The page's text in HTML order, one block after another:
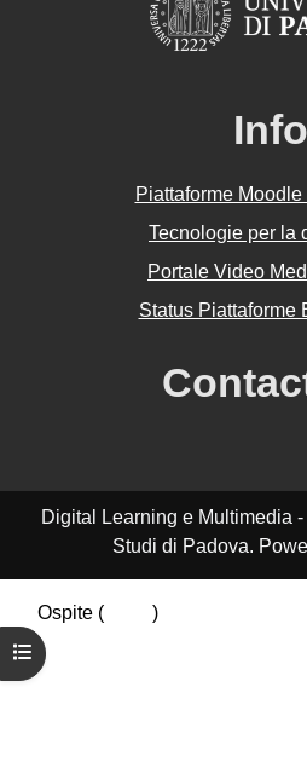
Apri indice del corso
Info
Piattaforme
Tecnologie per la
Portale Video
Status Piattaforme
Digital Learning e Multimedia
Studi di Padova.
Ospite (
)
Riepilogo della conservazione
Politiche